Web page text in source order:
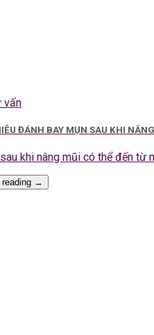
vấn
ĐÁNH BAY MỤN SAU KHI
khi nâng mũi có thể đến từ
→